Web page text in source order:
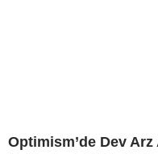
Optimism’de Dev Arz